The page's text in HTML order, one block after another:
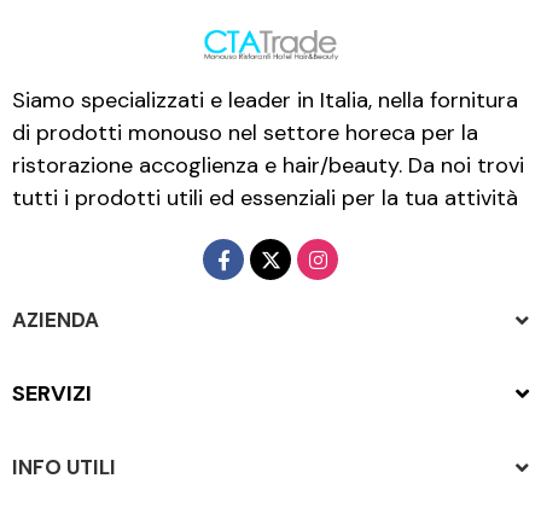
Siamo specializzati e leader in Italia, nella fornitura
di prodotti monouso nel settore horeca per la
ristorazione accoglienza e hair/beauty. Da noi trovi
tutti i prodotti utili ed essenziali per la tua attività
AZIENDA
SERVIZI
INFO UTILI